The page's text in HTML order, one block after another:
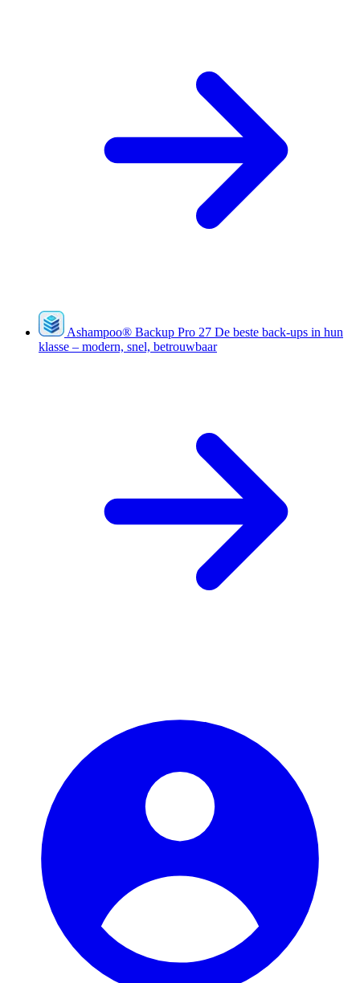
Ashampoo® Backup Pro 27 De beste back-ups in hun
klasse – modern, snel, betrouwbaar